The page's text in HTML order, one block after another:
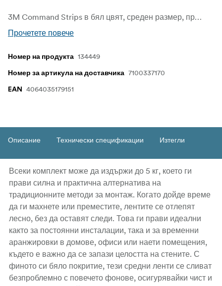
3M Command Strips в бял цвят, среден размер, предлагат надеждно и удобно решение за монтаж и декориране, без да причиняват щети на стените или повърхностите ви благодарение на технологията 3M stretch-release. Проектирани за многофункционалност, те ви позволяват да закачате рамки, декорации и леки предмети бързо и лесно, като същевременно стените ви остават без дупки, следи или лепкави остатъци.
Прочетете повече
Номер на продукта 134449
Номер за артикула на доставчика 7100337170
EAN 4064035179151
Описание Технически спецификации Изтегли
Всеки комплект може да издържи до 5 кг, което ги
прави силна и практична алтернатива на
традиционните методи за монтаж. Когато дойде време
да ги махнете или преместите, лентите се отлепят
лесно, без да оставят следи. Това ги прави идеални
както за постоянни инсталации, така и за временни
аранжировки в домове, офиси или наети помещения,
където е важно да се запази целостта на стените. С
финото си бяло покритие, тези средни ленти се сливат
безпроблемно с повечето фонове, осигурявайки чист и